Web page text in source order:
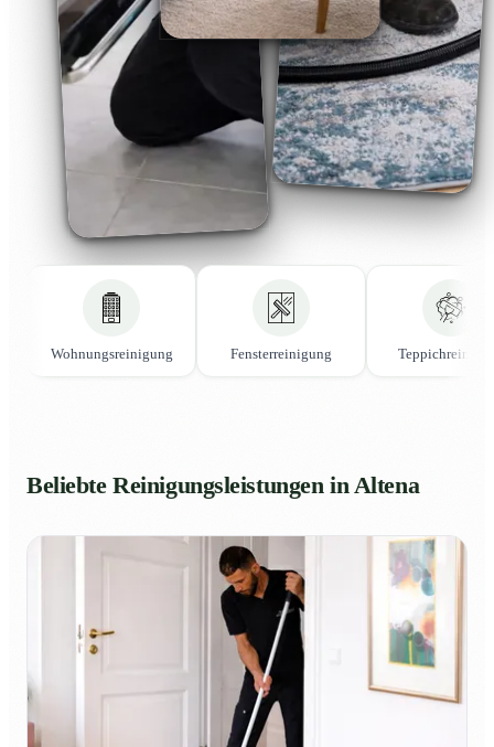
Wohnungsreinigung Fensterreinigung
Beliebte Reinigungsleistungen in Altena